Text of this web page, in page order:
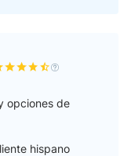
opciones de
hispano